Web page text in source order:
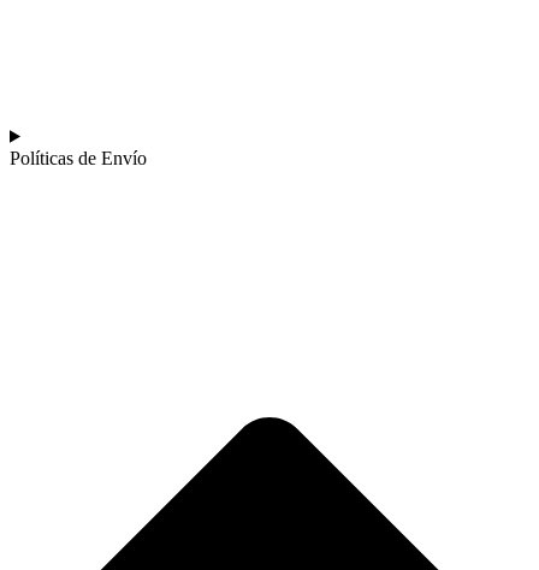
Políticas de Envío